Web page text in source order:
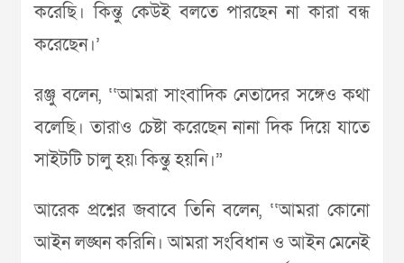
করেছি। কিন্তু কেউই বলতে পারছেন না কারা বন্ধ
করেছেন।’
রঞ্জু বলেন, ‘‘আমরা সাংবাদিক নেতাদের সঙ্গেও কথা
বলেছি। তারাও চেষ্টা করেছেন নানা দিক দিয়ে যাতে
সাইটটি চালু হয়৷ কিন্তু হয়নি।”
আরেক প্রশ্নের জবাবে তিনি বলেন, ‘‘আমরা কোনো
আইন লঙ্ঘন করিনি। আমরা সংবিধান ও আইন মেনেই